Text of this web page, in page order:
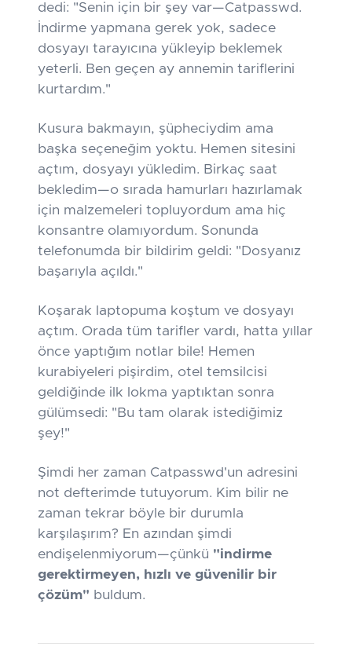
dedi: "Senin için bir şey var—Catpasswd.
İndirme yapmana gerek yok, sadece
dosyayı tarayıcına yükleyip beklemek
yeterli. Ben geçen ay annemin tariflerini
kurtardım."
Kusura bakmayın, şüpheciydim ama
başka seçeneğim yoktu. Hemen sitesini
açtım, dosyayı yükledim. Birkaç saat
bekledim—o sırada hamurları hazırlamak
için malzemeleri topluyordum ama hiç
konsantre olamıyordum. Sonunda
telefonumda bir bildirim geldi: "Dosyanız
başarıyla açıldı."
Koşarak laptopuma koştum ve dosyayı
açtım. Orada tüm tarifler vardı, hatta yıllar
önce yaptığım notlar bile! Hemen
kurabiyeleri pişirdim, otel temsilcisi
geldiğinde ilk lokma yaptıktan sonra
gülümsedi: "Bu tam olarak istediğimiz
şey!"
Şimdi her zaman Catpasswd'un adresini
not defterimde tutuyorum. Kim bilir ne
zaman tekrar böyle bir durumla
karşılaşırım? En azından şimdi
endişelenmiyorum—çünkü "indirme
gerektirmeyen, hızlı ve güvenilir bir
çözüm" buldum.